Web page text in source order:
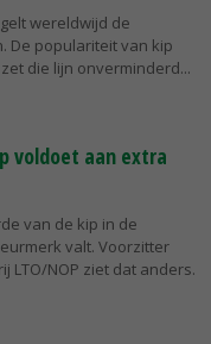
wereldwijd de
De populariteit van kip
die lijn onverminderd...
voldoet aan extra
van de kip in de
valt. Voorzitter
LTO/NOP ziet dat anders.